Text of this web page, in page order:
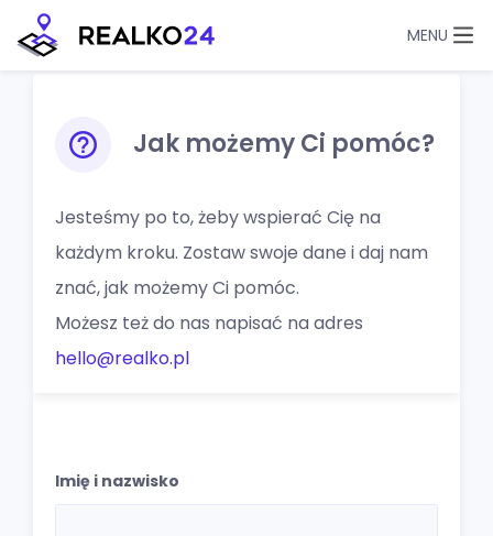
MENU
Jak możemy Ci pomóc?
Jesteśmy po to, żeby wspierać Cię na
każdym kroku. Zostaw swoje dane i daj nam
znać, jak możemy Ci pomóc.
Możesz też do nas napisać na adres
hello@realko.pl
Imię i nazwisko